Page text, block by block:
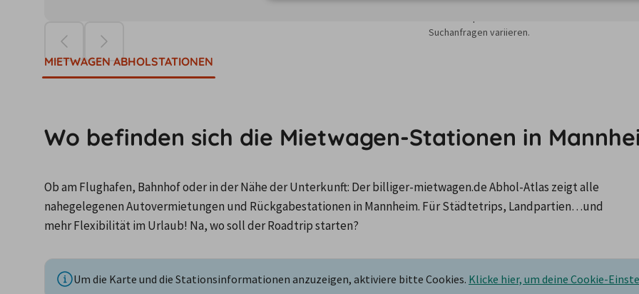
Suchanfragen variieren.
MIETWAGEN ABHOLSTATIONEN
Wo befinden sich die Mietwagen-Stationen in
Ob am Flughafen, Bahnhof oder in der Nähe der Unterkunft: Der billiger-mietwagen.de Abhol-Atlas zeigt alle
nahegelegenen Autovermietungen und Rückgabestationen in Mannheim. Für Städtetrips, Landpartien…und
mehr Flexibilität im Urlaub! Na, wo soll der Roadtrip starten?
Um die Karte und die Stationsinformationen anzuzeigen, aktiviere bitte Cookies. Klicke hier, um deine Cookie-